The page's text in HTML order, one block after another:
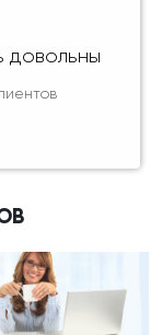
довольны